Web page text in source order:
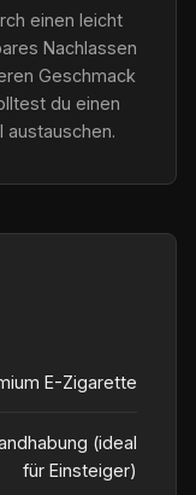
einen leicht
Nachlassen
Geschmack
du einen
austauschen.
E-Zigarette
(ideal
für Einsteiger)